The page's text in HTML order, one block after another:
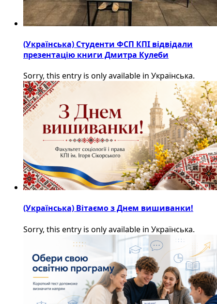
(Українська) Студенти ФСП КПІ відвідали
презентацію книги Дмитра Кулеби
Sorry, this entry is only available in Українська.
(Українська) Вітаємо з Днем вишиванки!
Sorry, this entry is only available in Українська.